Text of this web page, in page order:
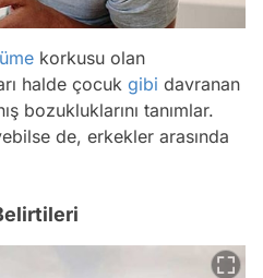
korkusu olan
halde çocuk gibi davranan
bozukluklarını tanımlar.
de, erkekler arasında